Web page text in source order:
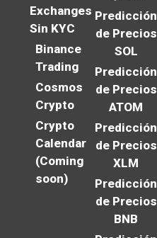
Exchanges
Sin KYC
Binance
Trading
Cosmos
Crypto
Crypto
Calendar
(Coming
soon)
Predicción
de Precios
SOL
Predicción
de Precios
ATOM
Predicción
de Precios
XLM
Predicción
de Precios
BNB